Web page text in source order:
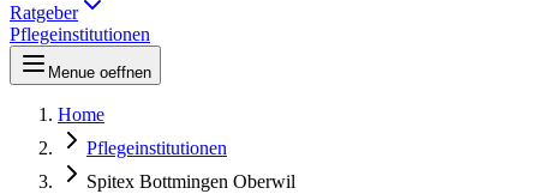
Ratgeber
Pflegeinstitutionen
Menue oeffnen
Home
Pflegeinstitutionen
Spitex Bottmingen Oberwil